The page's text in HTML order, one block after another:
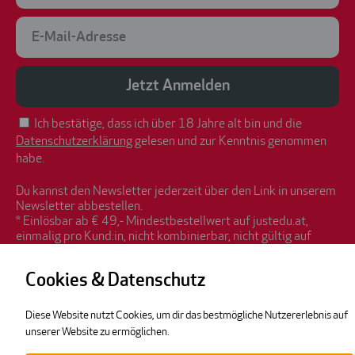
Ich bestätige, dass ich über 18 Jahre alt bin und die
Datenschutzerklärunggelesen und zur Kenntnis genommen
habe.
Jetzt Anmelden
Du kannst den Newsletter jederzeit über den Link in unserem
Newsletter abbestellen.
* Einlösbar ab € 49,- Mindestbestellwert auf justedu.at,
einmalig pro Kund:in, nicht kombinierbar, nicht gültig auf
Cookies & Datenschutz
Diese Website nutzt Cookies, um dir das bestmögliche Nutzererlebnis auf
unserer Website zu ermöglichen.